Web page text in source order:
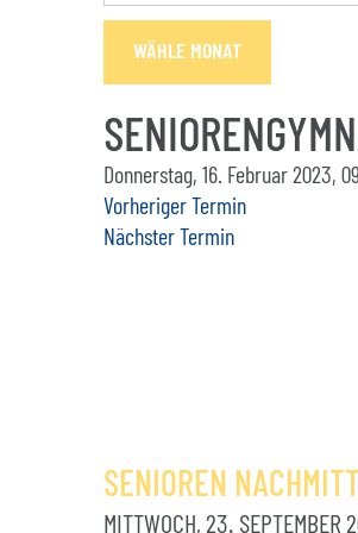
WÄHLE MONAT
Donnerstag, 16. Februar 2023,
Vorheriger Termin
Nächster Termin
SENIOREN
MITTWOCH, 23. SEPTEMBER